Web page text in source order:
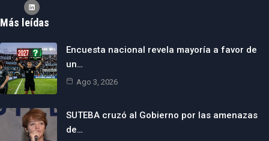
Más leídas
Encuesta nacional revela mayoría a favor de
un…
Ago 3, 2026
SUTEBA cruzó al Gobierno por las amenazas
de…